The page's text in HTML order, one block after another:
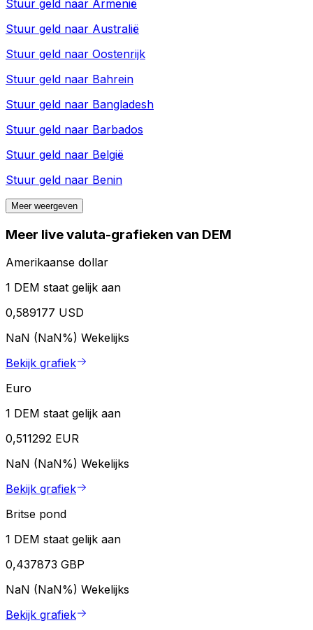
Stuur geld naar Armenië
Stuur geld naar Australië
Stuur geld naar Oostenrijk
Stuur geld naar Bahrein
Stuur geld naar Bangladesh
Stuur geld naar Barbados
Stuur geld naar België
Stuur geld naar Benin
Meer weergeven
Meer live valuta-grafieken van DEM
Amerikaanse dollar
1 DEM staat gelijk aan
0,589177 USD
NaN (NaN%) Wekelijks
Bekijk grafiek
Euro
1 DEM staat gelijk aan
0,511292 EUR
NaN (NaN%) Wekelijks
Bekijk grafiek
Britse pond
1 DEM staat gelijk aan
0,437873 GBP
NaN (NaN%) Wekelijks
Bekijk grafiek